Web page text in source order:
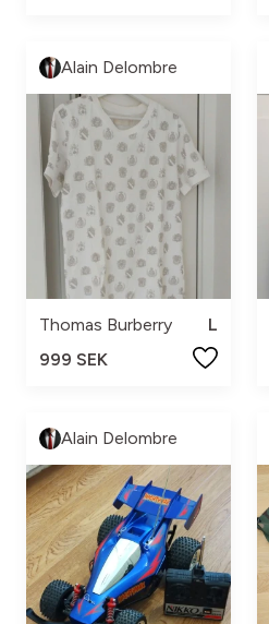
Alain Delombre
Thomas Burberry
L
999 SEK
Alain Delombre